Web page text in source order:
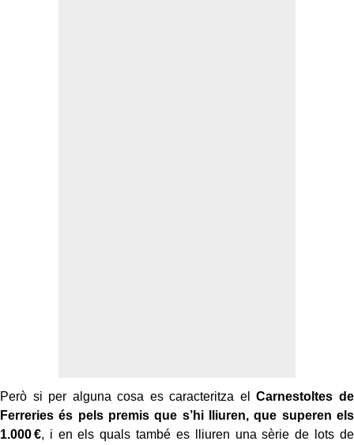
Però si per alguna cosa es caracteritza elCarnestoltes de
Ferreries és pels premis que s’hi lliuren, que superen els
1.000 €, i en els quals també es lliuren una sèrie de lots de